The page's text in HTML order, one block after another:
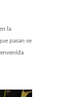
la
pasan se